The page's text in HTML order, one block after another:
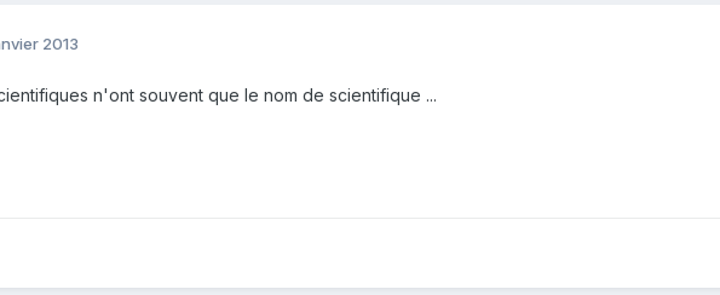
2013
n'ont souvent que le nom de scientifique ...